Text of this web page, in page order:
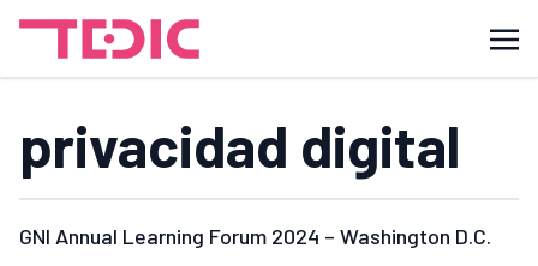
privacidad digital
GNI Annual Learning Forum 2024 – Washington D.C.